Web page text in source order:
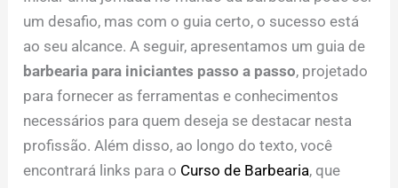
um desafio, mas com o guia certo, o sucesso está
ao seu alcance. A seguir, apresentamos um guia de
barbearia para iniciantes passo a passo, projetado
para fornecer as ferramentas e conhecimentos
necessários para quem deseja se destacar nesta
profissão. Além disso, ao longo do texto, você
encontrará links para o Curso de Barbearia, que